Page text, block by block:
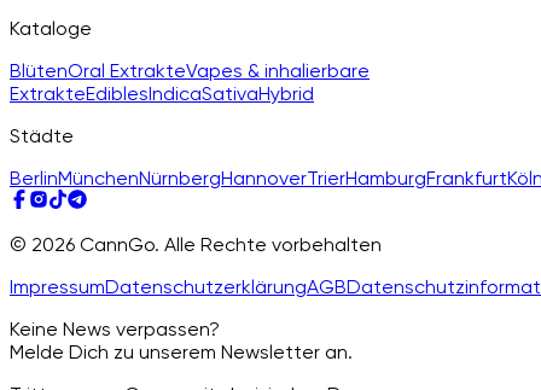
Kataloge
BlütenOral ExtrakteVapes & inhalierbare
ExtrakteEdiblesIndicaSativaHybrid
Städte
BerlinMünchenNürnbergHannoverTrierHamburgFrankfurt
© 2026 CannGo. Alle Rechte vorbehalten
ImpressumDatenschutzerklärungAGB
Keine News verpassen?
Melde Dich zu unserem Newsletter an.